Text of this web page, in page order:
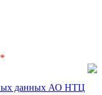
*
данных АО НТЦ